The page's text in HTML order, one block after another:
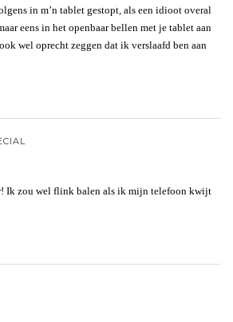
in m’n tablet gestopt, als een idioot overal
eens in het openbaar bellen met je tablet aan
wel oprecht zeggen dat ik verslaafd ben aan
Ik zou wel flink balen als ik mijn telefoon kwijt